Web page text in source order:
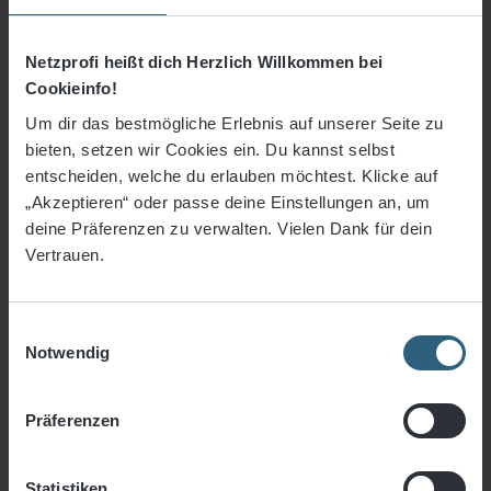
Netzprofi heißt dich Herzlich Willkommen bei
Cookieinfo!
Um dir das bestmögliche Erlebnis auf unserer Seite zu
bieten, setzen wir Cookies ein. Du kannst selbst
entscheiden, welche du erlauben möchtest. Klicke auf
„Akzeptieren“ oder passe deine Einstellungen an, um
deine Präferenzen zu verwalten. Vielen Dank für dein
Vertrauen.
Notwendig
Präferenzen
einteilig, DVV-1, gelbe Haltetasche
46,15 €*
Farbe
gelb
In den Warenkorb